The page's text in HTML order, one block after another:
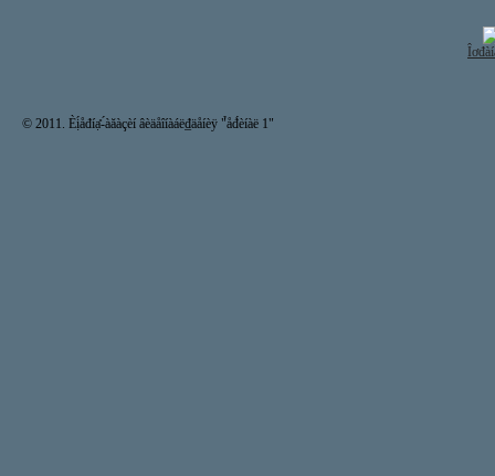
© 2011. Èị́åđíạ̊-́àăàçèí âèäåîíàáë₫äåíèÿ "̉åđ́èíàë 1"